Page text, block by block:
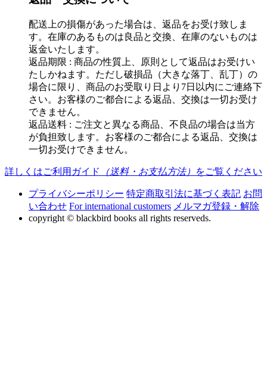
配送上の損傷があった場合は、返品をお受け致しま
す。在庫のあるものは良品と交換、在庫のないものは
返金いたします。
返品期限 : 商品の性質上、原則として返品はお受けい
たしかねます。ただし破損品（大きな落丁、乱丁）の
場合に限り、商品のお受取り日より7日以内にご連絡下
さい。お客様のご都合による返品、交換は一切お受け
できません。
返品送料 : ご注文と異なる商品、不良品の場合は当方
が負担致します。お客様のご都合による返品、交換は
一切お受けできません。
詳しくはご利用ガイド （送料・お支払方法） をご覧ください
プライバシーポリシー 特定商取引法に基づく表記 お問
い合わせ For international customers メルマガ登録・解除
copyright © blackbird books all rights reserveds.